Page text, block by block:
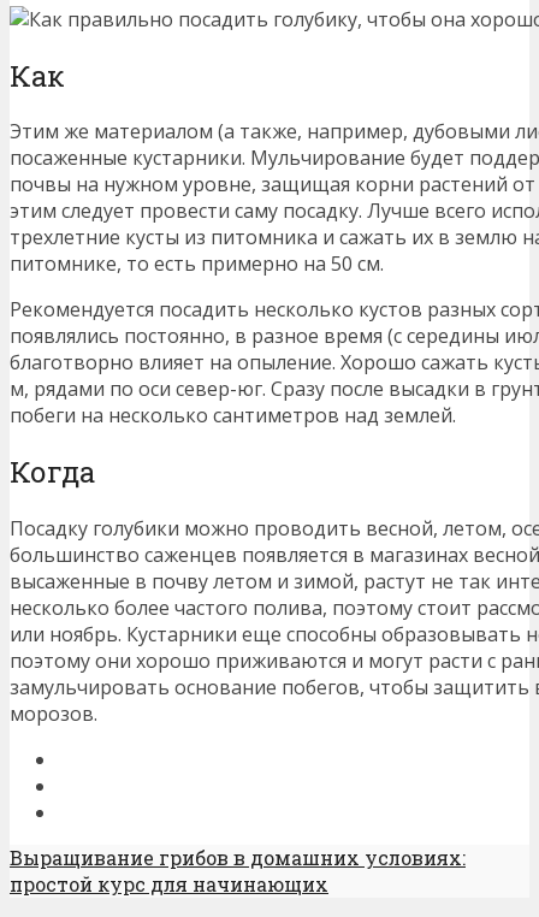
Как
Этим же материалом (а также, например, дубовыми
посаженные кустарники. Мульчирование будет
почвы на нужном уровне, защищая корни растений
этим следует провести саму посадку. Лучше всего
трехлетние кусты из питомника и сажать их в землю
питомнике, то есть примерно на 50 см.
Рекомендуется посадить несколько кустов разных
появлялись постоянно, в разное время (с середины
благотворно влияет на опыление. Хорошо сажать
м, рядами по оси север-юг. Сразу после высадки в
побеги на несколько сантиметров над землей.
Когда
Посадку голубики можно проводить весной, летом,
большинство саженцев появляется в магазинах
высаженные в почву летом и зимой, растут не так
несколько более частого полива, поэтому стоит
или ноябрь. Кустарники еще способны образовывать
поэтому они хорошо приживаются и могут расти с
замульчировать основание побегов, чтобы
морозов.
Выращивание грибов в домашних условиях:
простой курс для начинающих